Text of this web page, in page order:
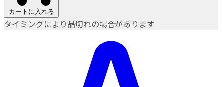
カートに入れる
タイミングにより品切れの場合があります